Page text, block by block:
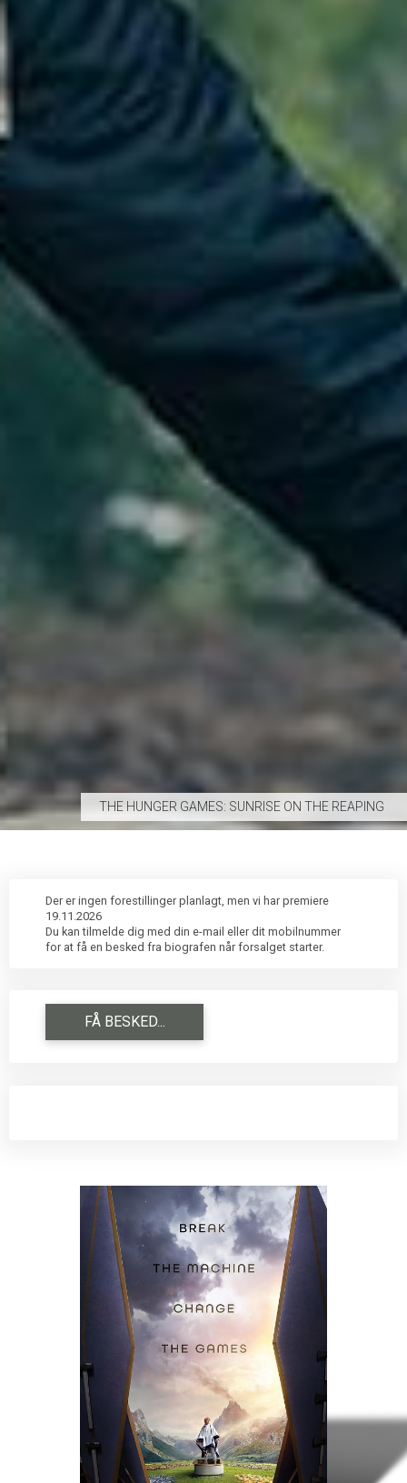
THE HUNGER GAMES: SUNRISE ON THE REAPING
Der er ingen forestillinger planlagt, men vi har premiere
19.11.2026
Du kan tilmelde dig med din e-mail eller dit mobilnummer
for at få en besked fra biografen når forsalget starter.
FÅ BESKED...